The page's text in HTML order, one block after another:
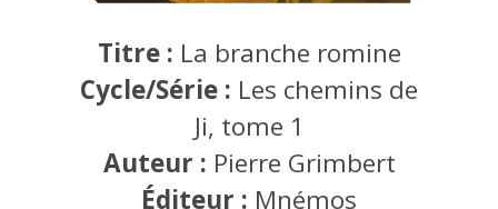
Titre : La branche romine
Cycle/Série : Les chemins de
Ji, tome 1
Auteur : Pierre Grimbert
Éditeur : Mnémos